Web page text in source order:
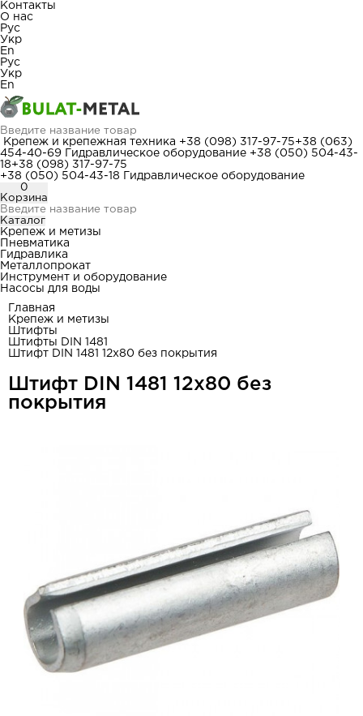
Контакты
О нас
Рус
Укр
En
Рус
Укр
En
Крепеж и крепежная техника +38 (098) 317-97-75+38 (063)
454-40-69
Гидравлическое оборудование +38 (050) 504-43-
18+38 (098) 317-97-75
+38 (050) 504-43-18
Гидравлическое оборудование
0
Корзина
Каталог
Крепеж и метизы
Пневматика
Гидравлика
Металлопрокат
Инструмент и оборудование
Насосы для воды
Главная
Крепеж и метизы
Штифты
Штифты DIN 1481
Штифт DIN 1481 12x80 без покрытия
Штифт DIN 1481 12x80 без
покрытия